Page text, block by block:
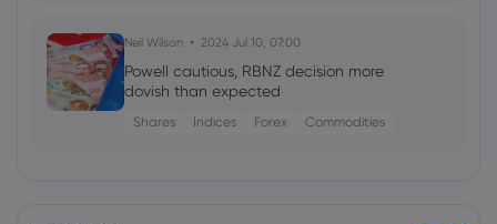
Neil Wilson 2024 Jul 10, 07:00
Powell cautious, RBNZ decision more
dovish than expected
Shares Indices Forex Commodities